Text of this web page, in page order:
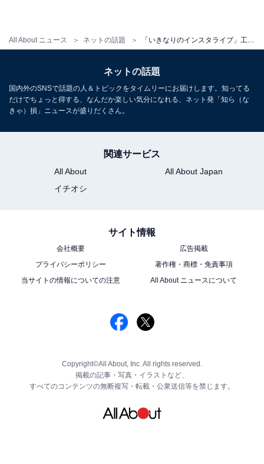
All About ニュース ネットの話題
ネットの話題
国内外のSNSで話題の人＆トピックをタイムリーにお届けします。知ってる
だけでちょっと得する、なんだか楽しい気分になれる、ネット発「知ら（な
きゃ）損」ニュースが盛りだくさん。
関連サービス
All About
All About Japan
イチオシ
サイト情報
会社概要
広告掲載
プライバシーポリシー
著作権・商標・免責事項
当サイトの情報についての注意
All About ニュースについて
Copyright©All About, Inc. All rights reserved.
掲載の記事・写真・イラストなど、
すべてのコンテンツの無断複写・転載・公衆送信等を禁じます。